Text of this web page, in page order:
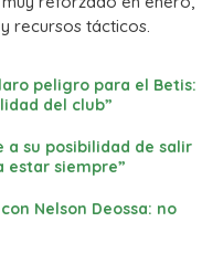
recursos tácticos.
peligro para el Betis:
del club”
a su posibilidad de salir
estar siempre”
Nelson Deossa: no